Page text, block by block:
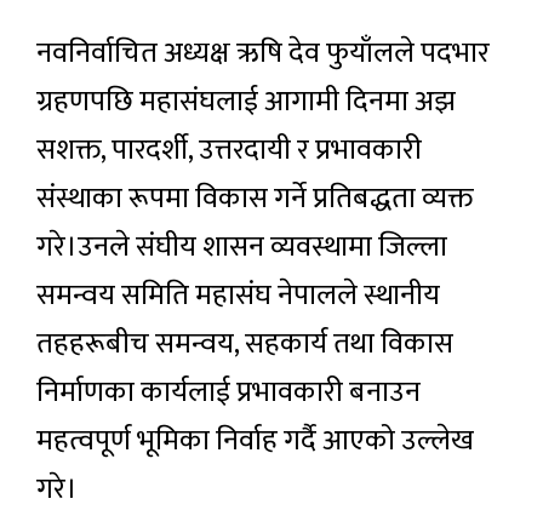
नवनिर्वाचित अध्यक्ष ऋषि देव फुयाँलले पदभार
ग्रहणपछि महासंघलाई आगामी दिनमा अझ
सशक्त, पारदर्शी, उत्तरदायी र प्रभावकारी
संस्थाका रूपमा विकास गर्ने प्रतिबद्धता व्यक्त
गरे।उनले संघीय शासन व्यवस्थामा जिल्ला
समन्वय समिति महासंघ नेपालले स्थानीय
तहहरूबीच समन्वय, सहकार्य तथा विकास
निर्माणका कार्यलाई प्रभावकारी बनाउन
महत्वपूर्ण भूमिका निर्वाह गर्दै आएको उल्लेख
गरे।